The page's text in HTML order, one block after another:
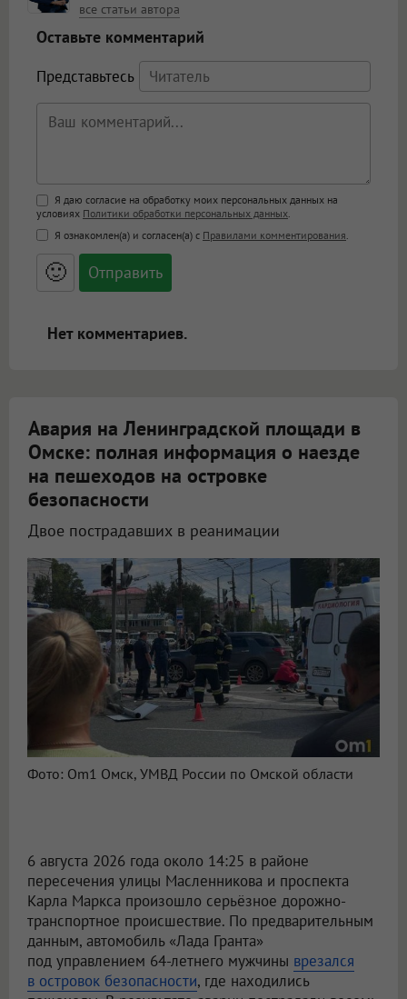
все статьи автора
Оставьте комментарий
Представьтесь
Поддержка HTML
<b>, <strong>, <u>, <i>, <em>, <s>, <big>,
<small>, <sup>, <sub>, <pre>, <ul>, <ol>, <li>,
<blockquote>, <code> экранирует HTML,
адреса URL автоматически становятся
ссылками, и [img]адрес[/img] будет
Я даю согласие на обработку моих персональных данных на
условиях Политики обработки персональных данных
Я ознакомлен(а) и согласен(а) с Правилами комментирования
🙂
Нет комментариев.
Авария на Ленинградской площади в
Омске: полная информация о наезде
на пешеходов на островке
безопасности
Двое пострадавших в реанимации
Фото: Om1 Омск, УМВД России по Омской области
6 августа 2026 года около 14:25 в районе
пересечения улицы Масленникова и проспекта
Карла Маркса произошло серьёзное дорожно-
транспортное происшествие. По предварительным
данным, автомобиль «Лада Гранта»
под управлением 64-летнего мужчины врезался
в островок безопасности, где находились